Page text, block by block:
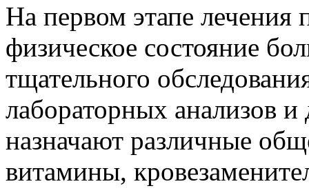
На первом этапе
физическое состояние
тщательного
лабораторных анализов
назначают различные
витамины,